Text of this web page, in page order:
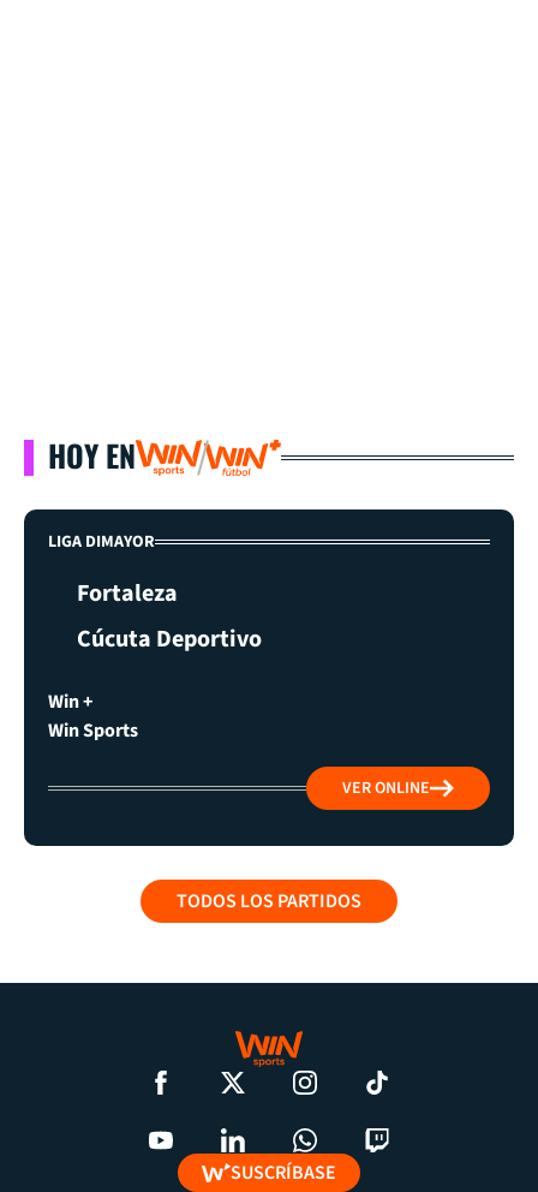
HOY EN
LIGA DIMAYOR
Fortaleza
Cúcuta Deportivo
Win +
Win Sports
VER ONLINE
TODOS LOS PARTIDOS
SUSCRÍBASE